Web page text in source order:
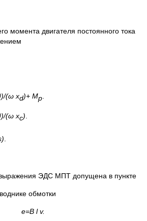
момента двигателя постоянного тока
)/(ωxd)+ Mр.
)/(ω xc)
ЭДС МПТ допущена в пункте
обмотки
e=B l v.